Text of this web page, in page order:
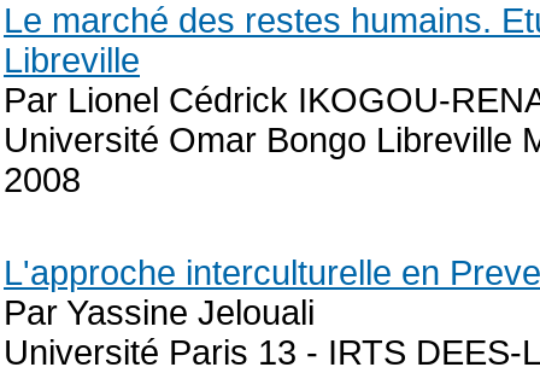
Le marché des restes humains.
Libreville
Par Lionel Cédrick IKOGOU-
Université Omar Bongo Libreville
2008
L'approche interculturelle en
Par Yassine Jelouali
Université Paris 13 - IRTS DEES-